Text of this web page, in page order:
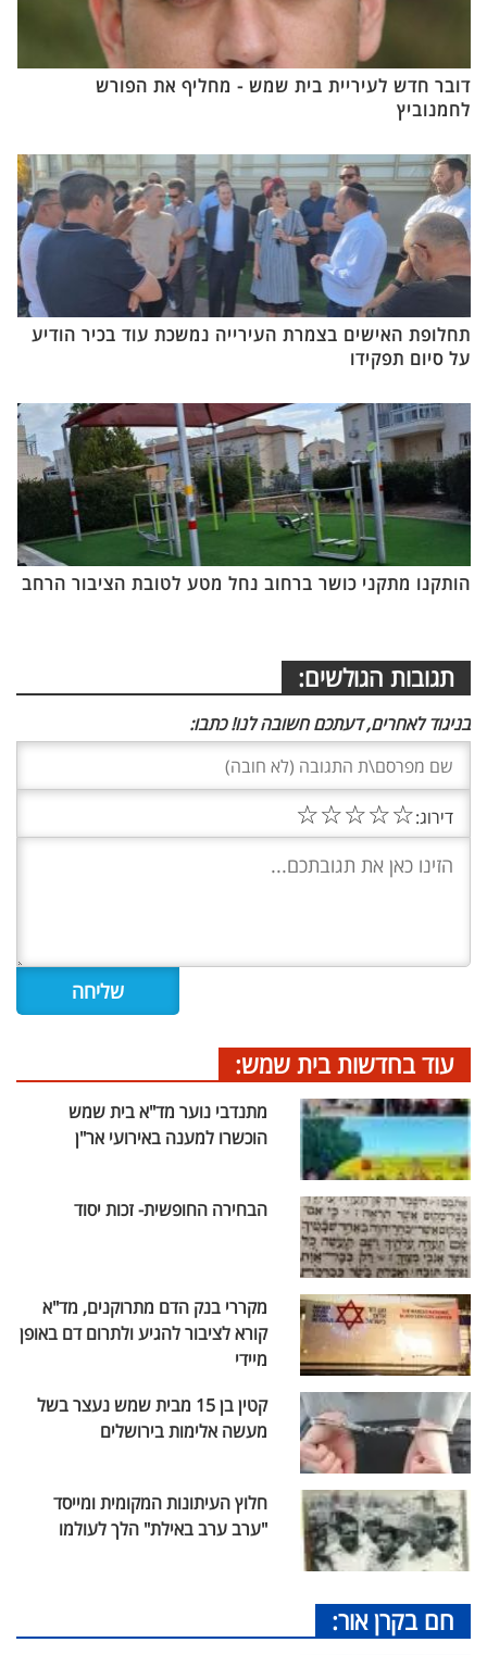
דובר חדש לעיריית בית שמש - מחליף את הפורש
לחמנוביץ
תחלופת האישים בצמרת העירייה נמשכת עוד בכיר הודיע
על סיום תפקידו
הותקנו מתקני כושר ברחוב נחל מטע לטובת הציבור הרחב
תגובות הגולשים:
בניגוד לאחרים, דעתכם חשובה לנו! כתבו:
דירוג:☆
☆
☆
☆
☆
עוד בחדשות בית שמש:
מתנדבי נוער מד"א בית שמש
הוכשרו למענה באירועי אר"ן
הבחירה החופשית- זכות יסוד
מקררי בנק הדם מתרוקנים, מד"א
קורא לציבור להגיע ולתרום דם באופן
מיידי
קטין בן 15 מבית שמש נעצר בשל
מעשה אלימות בירושלים
חלוץ העיתונות המקומית ומייסד
"ערב ערב באילת" הלך לעולמו
חם בקרן אור: